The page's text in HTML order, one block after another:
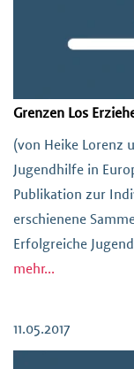
Grenzen Los
(von Heike Lorenz
Jugendhilfe in
Publikation zur
erschienene
Erfolgreiche
Erziehungshilfen in
mehr...
11.05.2017